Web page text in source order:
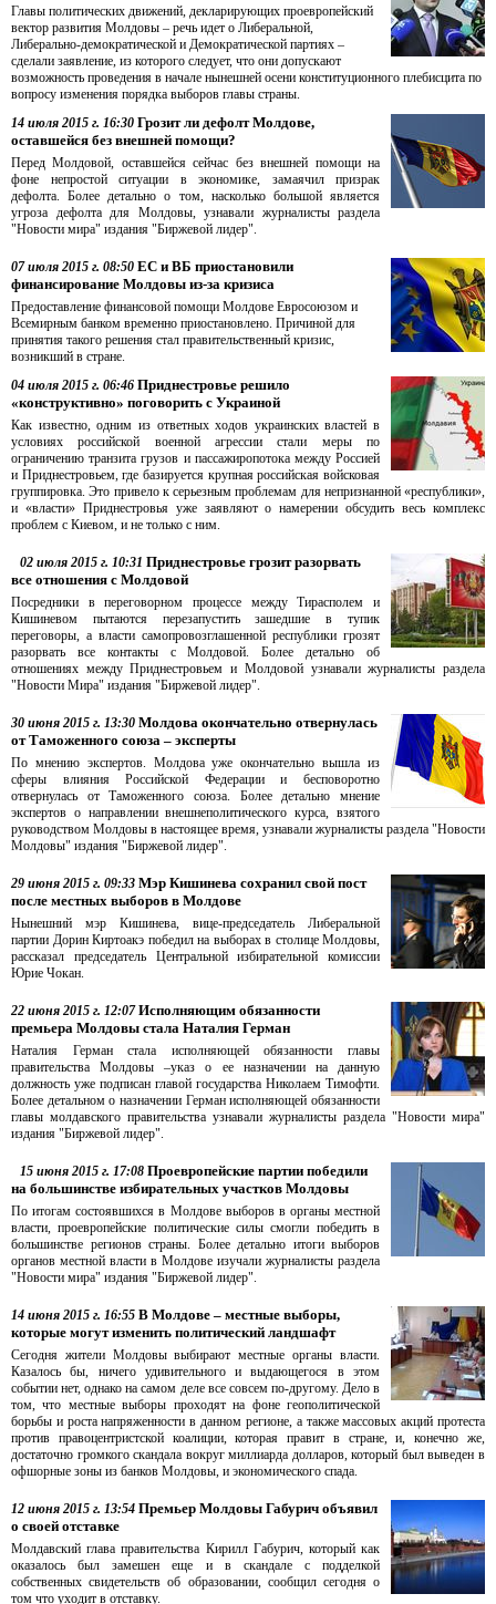
Главы политических движений, декларирующих проевропейский
вектор развития Молдовы – речь идет о Либеральной,
Либерально-демократической и Демократической партиях –
сделали заявление, из которого следует, что они допускают
возможность проведения в начале нынешней осени конституционного плебисцита по
вопросу изменения порядка выборов главы страны.
14 июля 2015 г. 16:30 Грозит ли дефолт Молдове,
оставшейся без внешней помощи?
Перед Молдовой, оставшейся сейчас без внешней помощи на
фоне непростой ситуации в экономике, замаячил призрак
дефолта. Более детально о том, насколько большой является
угроза дефолта для Молдовы, узнавали журналисты раздела
"Новости мира" издания "Биржевой лидер".
07 июля 2015 г. 08:50 ЕС и ВБ приостановили
финансирование Молдовы из-за кризиса
Предоставление финансовой помощи Молдове Евросоюзом и
Всемирным банком временно приостановлено. Причиной для
принятия такого решения стал правительственный кризис,
возникший в стране.
04 июля 2015 г. 06:46 Приднестровье решило
«конструктивно» поговорить с Украиной
Как известно, одним из ответных ходов украинских властей в
условиях российской военной агрессии стали меры по
ограничению транзита грузов и пассажиропотока между Россией
и Приднестровьем, где базируется крупная российская войсковая
группировка. Это привело к серьезным проблемам для непризнанной «республики»,
и «власти» Приднестровья уже заявляют о намерении обсудить весь комплекс
проблем с Киевом, и не только с ним.
02 июля 2015 г. 10:31 Приднестровье грозит разорвать
все отношения с Молдовой
Посредники в переговорном процессе между Тирасполем и
Кишиневом пытаются перезапустить зашедшие в тупик
переговоры, а власти самопровозглашенной республики грозят
разорвать все контакты с Молдовой. Более детально об
отношениях между Приднестровьем и Молдовой узнавали журналисты раздела
"Новости Мира" издания "Биржевой лидер".
30 июня 2015 г. 13:30 Молдова окончательно отвернулась
от Таможенного союза – эксперты
По мнению экспертов. Молдова уже окончательно вышла из
сферы влияния Российской Федерации и бесповоротно
отвернулась от Таможенного союза. Более детально мнение
экспертов о направлении внешнеполитического курса, взятого
руководством Молдовы в настоящее время, узнавали журналисты раздела "Новости
Молдовы" издания "Биржевой лидер".
29 июня 2015 г. 09:33 Мэр Кишинева сохранил свой пост
после местных выборов в Молдове
Нынешний мэр Кишинева, вице-председатель Либеральной
партии Дорин Киртоакэ победил на выборах в столице Молдовы,
рассказал председатель Центральной избирательной комиссии
Юрие Чокан.
22 июня 2015 г. 12:07 Исполняющим обязанности
премьера Молдовы стала Наталия Герман
Наталия Герман стала исполняющей обязанности главы
правительства Молдовы –указ о ее назначении на данную
должность уже подписан главой государства Николаем Тимофти.
Более детальном о назначении Герман исполняющей обязанности
главы молдавского правительства узнавали журналисты раздела "Новости мира"
издания "Биржевой лидер".
15 июня 2015 г. 17:08 Проевропейские партии победили
на большинстве избирательных участков Молдовы
По итогам состоявшихся в Молдове выборов в органы местной
власти, проевропейские политические силы смогли победить в
большинстве регионов страны. Более детально итоги выборов
органов местной власти в Молдове изучали журналисты раздела
"Новости мира" издания "Биржевой лидер".
14 июня 2015 г. 16:55 В Молдове – местные выборы,
которые могут изменить политический ландшафт
Сегодня жители Молдовы выбирают местные органы власти.
Казалось бы, ничего удивительного и выдающегося в этом
событии нет, однако на самом деле все совсем по-другому. Дело в
том, что местные выборы проходят на фоне геополитической
борьбы и роста напряженности в данном регионе, а также массовых акций протеста
против правоцентристской коалиции, которая правит в стране, и, конечно же,
достаточно громкого скандала вокруг миллиарда долларов, который был выведен в
офшорные зоны из банков Молдовы, и экономического спада.
12 июня 2015 г. 13:54 Премьер Молдовы Габурич объявил
о своей отставке
Молдавский глава правительства Кирилл Габурич, который как
оказалось был замешен еще и в скандале с подделкой
собственных свидетельств об образовании, сообщил сегодня о
том что уходит в отставку.